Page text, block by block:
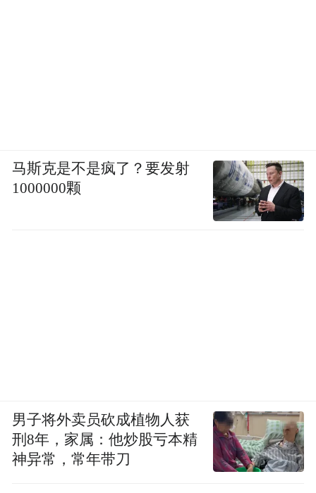
马斯克是不是疯了？要发射
1000000颗
男子将外卖员砍成植物人获
刑8年，家属：他炒股亏本精
神异常，常年带刀